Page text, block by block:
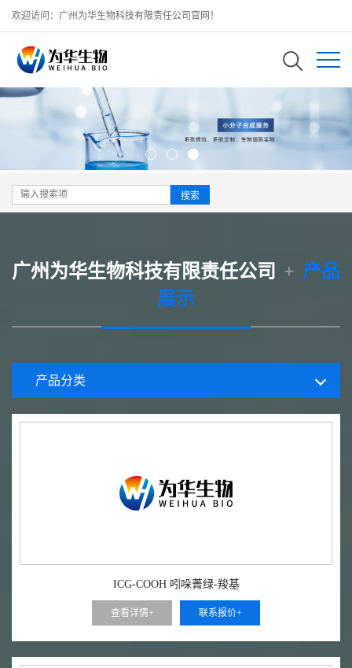
欢迎访问：广州为华生物科技有限责任公司官网！
广州为华生物科技有限责任公司 + 产品
展示
产品分类
ICG-COOH 吲哚菁绿-羧基
查看详情+ 联系报价+